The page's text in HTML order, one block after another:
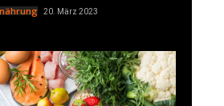
20. März 2023